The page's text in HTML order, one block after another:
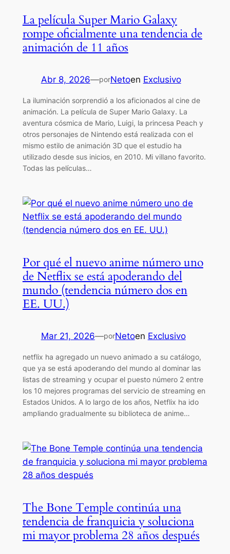
La película Super Mario Galaxy
rompe oficialmente una tendencia de
animación de 11 años
Abr 8, 2026—porNetoen Exclusivo
La iluminación sorprendió a los aficionados al cine de
animación. La película de Super Mario Galaxy. La
aventura cósmica de Mario, Luigi, la princesa Peach y
otros personajes de Nintendo está realizada con el
mismo estilo de animación 3D que el estudio ha
utilizado desde sus inicios, en 2010. Mi villano favorito.
Todas las películas…
Por qué el nuevo anime número uno
de Netflix se está apoderando del
mundo (tendencia número dos en
EE. UU.)
Mar 21, 2026—porNetoen Exclusivo
netflix ha agregado un nuevo animado a su catálogo,
que ya se está apoderando del mundo al dominar las
listas de streaming y ocupar el puesto número 2 entre
los 10 mejores programas del servicio de streaming en
Estados Unidos. A lo largo de los años, Netflix ha ido
ampliando gradualmente su biblioteca de anime…
The Bone Temple continúa una
tendencia de franquicia y soluciona
mi mayor problema 28 años después